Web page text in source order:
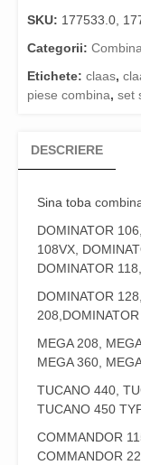
SKU: 177533.0,
Categorii:
Etichete: claas,
piese combina, set
DESCRIERE
Sina toba
DOMINATOR
108VX,
DOMINATOR 118,
DOMINATOR
MEGA 208,
MEGA 360,
TUCANO 440,
TUCANO 450
COMMANDOR
COMMANDOR